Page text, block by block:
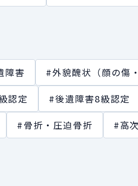
障害 #外貌醜状（顔の傷
認定 #後遺障害8級認定
#骨折・圧迫骨折 #高